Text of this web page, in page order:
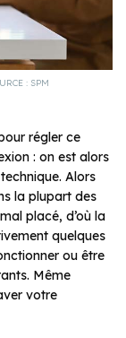
: SPM
régler ce
: on est alors
Alors
la plupart des
placé, d’où la
quelques
ou être
Même
votre